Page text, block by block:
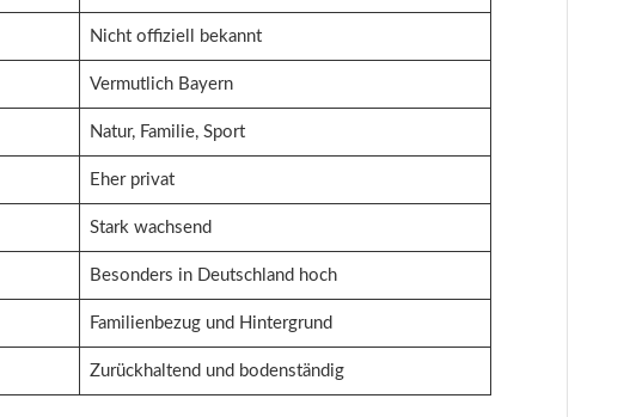
Nicht offiziell bekannt
Vermutlich Bayern
Natur, Familie, Sport
Eher privat
Stark wachsend
Besonders in Deutschland hoch
Familienbezug und Hintergrund
Zurückhaltend und bodenständig